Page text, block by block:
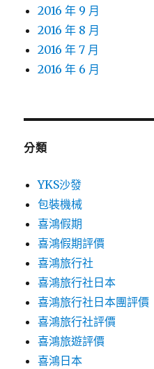
2016 年 9 月
2016 年 8 月
2016 年 7 月
2016 年 6 月
分類
YKS沙發
包裝機械
喜鴻假期
喜鴻假期評價
喜鴻旅行社
喜鴻旅行社日本
喜鴻旅行社日本團評價
喜鴻旅行社評價
喜鴻旅遊評價
喜鴻日本